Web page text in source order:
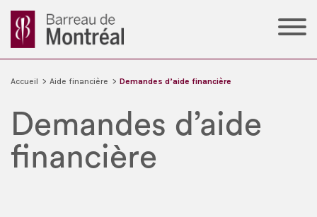
Accueil > Aide financière > Demandes d’aide financière
Demandes d’aide
financière